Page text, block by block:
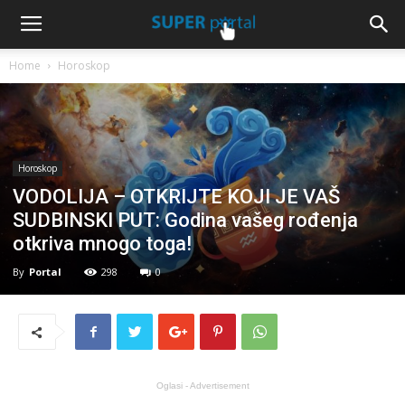
Home Horoskop
Horoskop
VODOLIJA – OTKRIJTE KOJI JE VAŠ
SUDBINSKI PUT: Godina vašeg rođenja
otkriva mnogo toga!
By Portal 298 0
Oglasi - Advertisement